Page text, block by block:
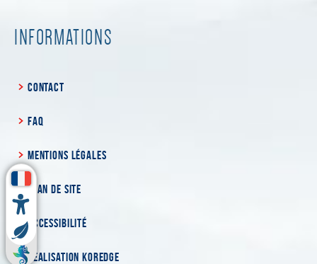
INFORMATIONS
CONTACT
FAQ
MENTIONS LÉGALES
PLAN DE SITE
ACCESSIBILITÉ
RÉALISATION KOREDGE